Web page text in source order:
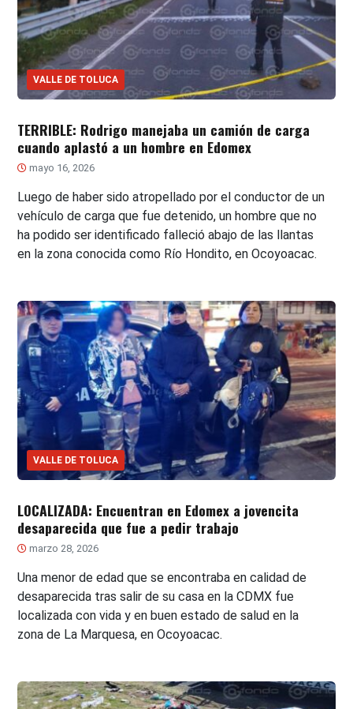
VALLE DE TOLUCA
TERRIBLE: Rodrigo manejaba un camión de carga
cuando aplastó a un hombre en Edomex
mayo 16, 2026
Luego de haber sido atropellado por el conductor de un
vehículo de carga que fue detenido, un hombre que no
ha podido ser identificado falleció abajo de las llantas
en la zona conocida como Río Hondito, en Ocoyoacac.
VALLE DE TOLUCA
LOCALIZADA: Encuentran en Edomex a jovencita
desaparecida que fue a pedir trabajo
marzo 28, 2026
Una menor de edad que se encontraba en calidad de
desaparecida tras salir de su casa en la CDMX fue
localizada con vida y en buen estado de salud en la
zona de La Marquesa, en Ocoyoacac.